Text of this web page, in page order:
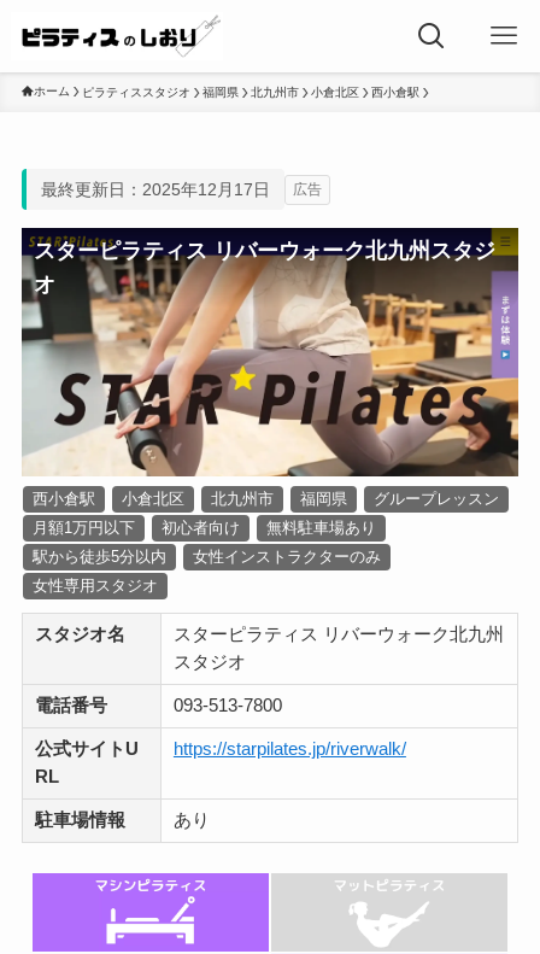
ホーム ピラティススタジオ 福岡県 北九州市 小倉北区 西小倉駅
最終更新日：2025年12月17日 広告
スターピラティス リバーウォーク北九州スタジ
オ
西小倉駅 小倉北区 北九州市 福岡県
グループレッスン
月額1万円以下
初心者向け
無料駐車場あり
駅から徒歩5分以内
女性インストラクターのみ
女性専用スタジオ
スタジオ名
スターピラティス リバーウォーク北九州
スタジオ
電話番号 093-513-7800
公式サイトU
RL
https://starpilates.jp/riverwalk/
駐車場情報 あり